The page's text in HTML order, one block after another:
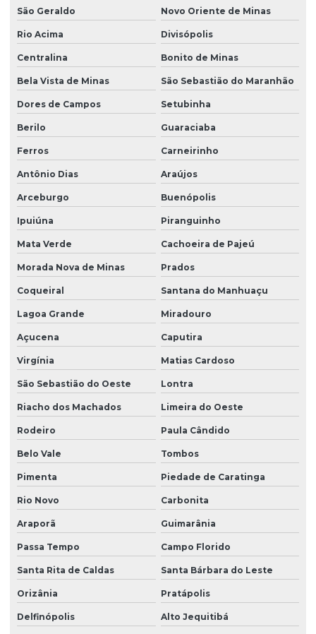
São Geraldo Novo Oriente de Minas
Rio Acima Divisópolis
Centralina Bonito de Minas
Bela Vista de Minas São Sebastião do Maranhão
Dores de Campos Setubinha
Berilo Guaraciaba
Ferros Carneirinho
Antônio Dias Araújos
Arceburgo Buenópolis
Ipuiúna Piranguinho
Mata Verde Cachoeira de Pajeú
Morada Nova de Minas Prados
Coqueiral Santana do Manhuaçu
Lagoa Grande Miradouro
Açucena Caputira
Virgínia Matias Cardoso
São Sebastião do Oeste Lontra
Riacho dos Machados Limeira do Oeste
Rodeiro Paula Cândido
Belo Vale Tombos
Pimenta Piedade de Caratinga
Rio Novo Carbonita
Araporã Guimarânia
Passa Tempo Campo Florido
Santa Rita de Caldas Santa Bárbara do Leste
Orizânia Pratápolis
Delfinópolis Alto Jequitibá